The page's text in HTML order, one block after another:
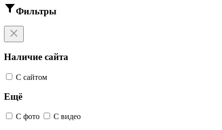
Фильтры
Наличие сайта
С сайтом
Ещё
С фото С видео